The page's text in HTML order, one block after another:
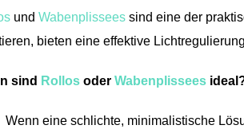
und Wabenplisseessind eine der
bieten eine effektive
sind Rollosoder Wabenplissees
Wenn eine schlichte, minimalistische